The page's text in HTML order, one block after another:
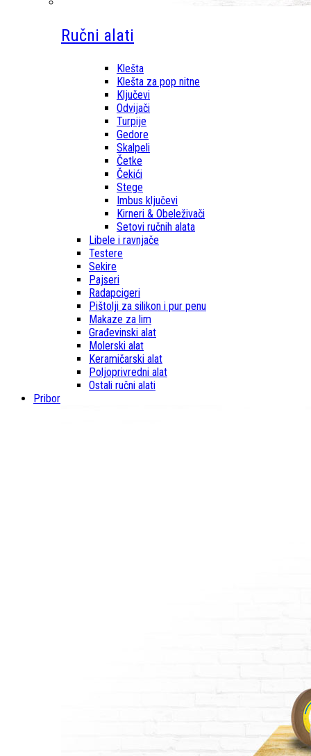
Ručni alati
Klešta
Klešta za pop nitne
Ključevi
Odvijači
Turpije
Gedore
Skalpeli
Četke
Čekići
Stege
Imbus ključevi
Kirneri & Obeleživači
Setovi ručnih alata
Libele i ravnjače
Testere
Sekire
Pajseri
Radapcigeri
Pištolji za silikon i pur penu
Makaze za lim
Građevinski alat
Molerski alat
Keramičarski alat
Poljoprivredni alat
Ostali ručni alati
Pribor